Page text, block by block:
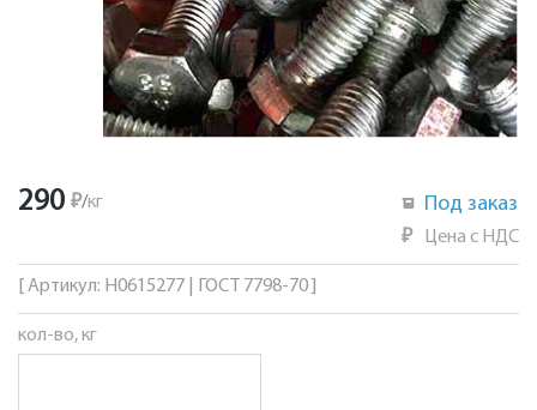
290 ₽/кг Под заказ
₽ Цена с НДС
[ Артикул: Н0615277 | ГОСТ 7798-70 ]
кол-во, кг